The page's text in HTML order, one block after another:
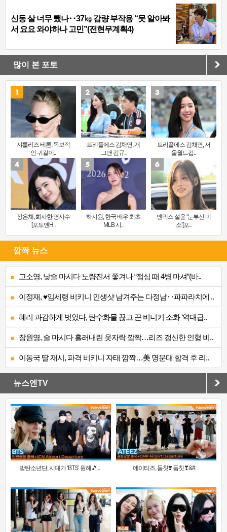
신동 살 너무 뺐나‥37㎏ 감량 부작용 “못 알아봐
서 요요 와야하나 고민”(전현무계획4)
많이 본 포토
샤를리즈 테론, 독보적
인 귀걸이..
트리플에스 김채연, 개
그맨 김규..
트리플에스 김채연, 서
울월드컵..
정은채, 화사한 명사수
[포토엔H..
하지원, 한국 배우 최초
MLB 시..
엔믹스 설윤 ‘눈부신 미
소’[포..
깜짝 뉴스
고소영, 낮술 마시다 노량진서 쫓겨나 “점심 때 4병 마셔”(바..
이정재, ♥임세령 비키니 인생샷 남겨주는 다정남‥파파라치에 ..
혜리 과감하게 벗었다, 탄수화물 끊고 끈 비니키 소화 ‘역대급..
장원영, 술 마시다 흘러내린 옷자락 깜짝…리즈 갱신한 인형 비..
이동국 딸 재시, 파격 비키니 자태 깜짝…美 명문대 합격 후 리..
뉴스엔TV
방탄소년단, 시대가 ‘BTS’ 원해🎵 .. 에이티즈, 둠칫❣️ 둠칫❣&#..